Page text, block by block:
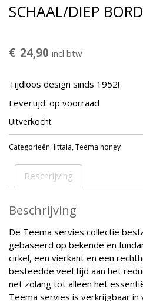
SCHAAL/DIEP
€ 24,90 incl btw
Tijdloos design sinds 1952!
Levertijd: op voorraad
Uitverkocht
Categorieën: Iittala,Teema honey
Beschrijving
Beschrijving
De Teema servies collectie
gebaseerd op bekende en
cirkel, een vierkant en een
besteedde veel tijd aan het
net zolang tot alleen het
Teema servies is verkrijgbaar in